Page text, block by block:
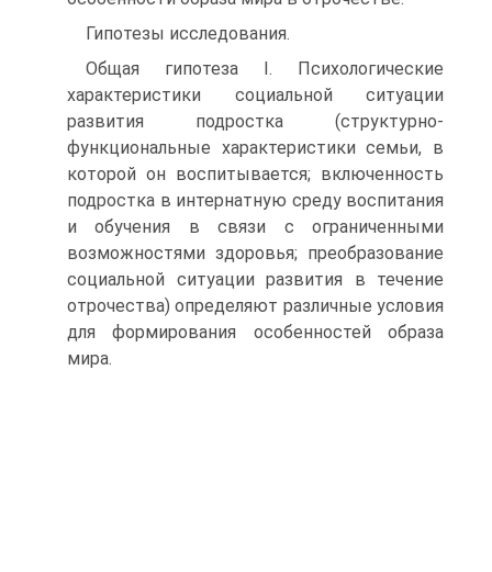
Гипотезы исследования.
Общая гипотеза I. Психологические
характеристики социальной ситуации
развития подростка (структурно-
функциональные характеристики семьи, в
которой он воспитывается; включенность
подростка в интернатную среду воспитания
и обучения в связи с ограниченными
возможностями здоровья; преобразование
социальной ситуации развития в течение
отрочества) определяют различные условия
для формирования особенностей образа
мира.